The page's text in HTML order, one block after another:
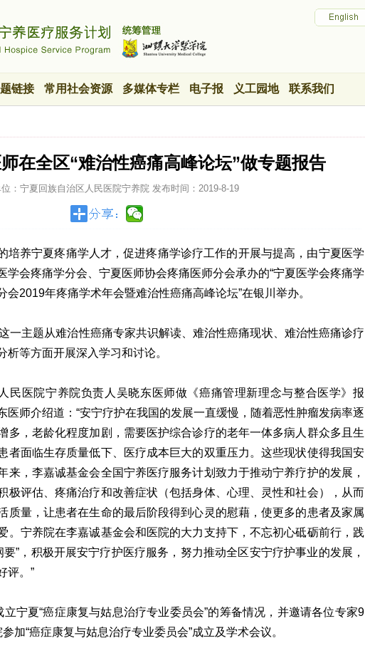
链接 常用社会资源 多媒体专栏 电子报 义工园地 联系我们
在全区“难治性癌痛高峰论坛”做专题报告
：宁夏回族自治区人民医院宁养院 发布时间： 2019-8-19
养宁夏疼痛学人才，促进疼痛学诊疗工作的开展与提高，由宁夏医学
学会疼痛学分会、宁夏医师协会疼痛医师分会承办的“宁夏医学会疼痛学
2019年疼痛学术年会暨难治性癌痛高峰论坛”在银川举办。
一主题从难治性癌痛专家共识解读、难治性癌痛现状、难治性癌痛诊疗
等方面开展深入学习和讨论。
医院宁养院负责人吴晓东医师做《癌痛管理新理念与整合医学》报
医师介绍道：“安宁疗护在我国的发展一直缓慢，随着恶性肿瘤发病率逐
多，老龄化程度加剧，需要医护综合诊疗的老年一体多病人群众多且生
者面临生存质量低下、医疗成本巨大的双重压力。这些现状使得我国安
来，李嘉诚基金会全国宁养医疗服务计划致力于推动宁养疗护的发展，
极评估、疼痛治疗和改善症状（包括身体、心理、灵性和社会），从而
质量，让患者在生命的最后阶段得到心灵的慰藉，使更多的患者及家属
。宁养院在李嘉诚基金会和医院的大力支持下，不忘初心砥砺前行，践
”，积极开展安宁疗护医疗服务，努力推动全区安宁疗护事业的发展，
评。”
宁夏“癌症康复与姑息治疗专业委员会”的筹备情况，并邀请各位专家9
加“癌症康复与姑息治疗专业委员会”成立及学术会议。